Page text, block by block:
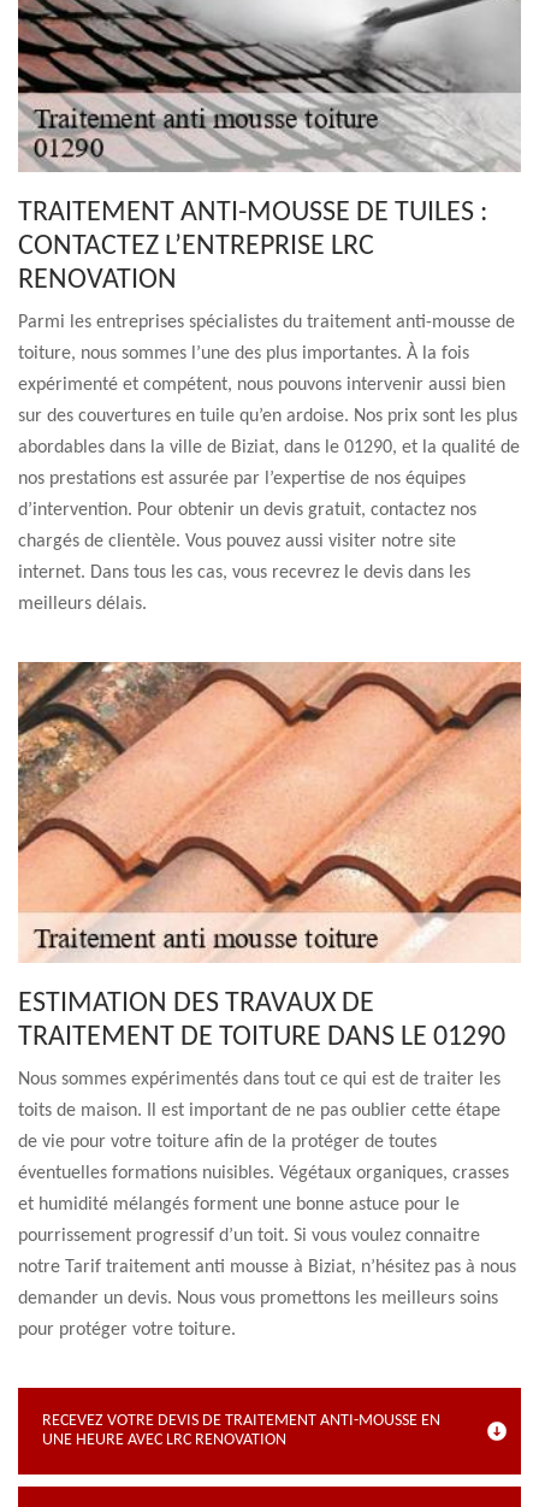
TRAITEMENT ANTI-MOUSSE DE TUILES :
CONTACTEZ L’ENTREPRISE LRC
RENOVATION
Parmi les entreprises spécialistes du traitement anti-mousse de
toiture, nous sommes l’une des plus importantes. À la fois
expérimenté et compétent, nous pouvons intervenir aussi bien
sur des couvertures en tuile qu’en ardoise. Nos prix sont les plus
abordables dans la ville de Biziat, dans le 01290, et la qualité de
nos prestations est assurée par l’expertise de nos équipes
d’intervention. Pour obtenir un devis gratuit, contactez nos
chargés de clientèle. Vous pouvez aussi visiter notre site
internet. Dans tous les cas, vous recevrez le devis dans les
meilleurs délais.
ESTIMATION DES TRAVAUX DE
TRAITEMENT DE TOITURE DANS LE 01290
Nous sommes expérimentés dans tout ce qui est de traiter les
toits de maison. Il est important de ne pas oublier cette étape
de vie pour votre toiture afin de la protéger de toutes
éventuelles formations nuisibles. Végétaux organiques, crasses
et humidité mélangés forment une bonne astuce pour le
pourrissement progressif d’un toit. Si vous voulez connaitre
notre Tarif traitement anti mousse à Biziat, n’hésitez pas à nous
demander un devis. Nous vous promettons les meilleurs soins
pour protéger votre toiture.
RECEVEZ VOTRE DEVIS DE TRAITEMENT ANTI-MOUSSE EN
UNE HEURE AVEC LRC RENOVATION